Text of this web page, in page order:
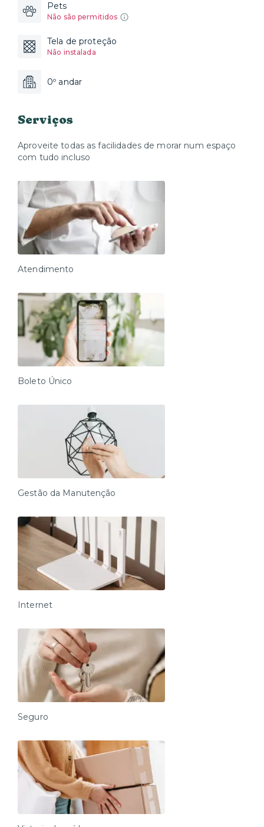
Pets
Não são permitidos
Tela de proteção
Não instalada
0º andar
Serviços
Aproveite todas as facilidades de morar num espaço
com tudo incluso
Atendimento
Boleto Único
Gestão da Manutenção
Internet
Seguro